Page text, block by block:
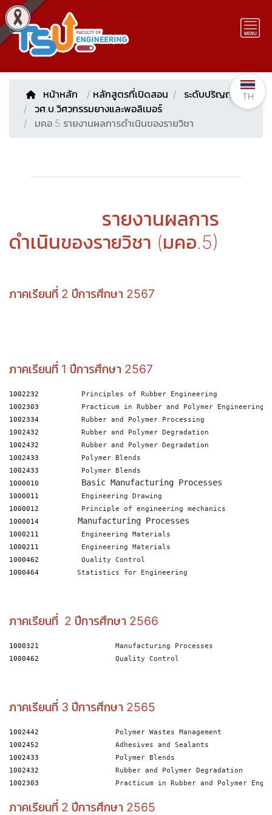
หน้าหลัก / หลักสูตรที่เปิดสอน
ระดับปริญญาตรี
วศ.บ.วิศวกรรมยางและพอลิเมอร์
มคอ.5 รายงานผลการดำเนินของรายวิชา
รายงานผลการ
ดำเนินของรายวิชา (มคอ.5)
ภาคเรียนที่ 2 ปีการศึกษา 2567
ภาคเรียนที่ 1 ปีการศึกษา 2567
1002232
1002303
1002334
1002432
1002432
1002433
1002433
1000010
1000011
1000012
          Principle of engineering mechanics
1000014
1000211
1000211
1000462
          Quality Control
1000464
Statistics for Engineering
ภาคเรียนที่ 2 ปีการศึกษา 2566
1000321
1000462
                  Quality Control
ภาคเรียนที่ 3 ปีการศึกษา 2565
1002442
                  Polymer Wastes Management
1002452
                  Adhesives and Sealants
1002433
                  Polymer Blends
1002432
                  Rubber and Polymer Degradation
1002303
Practicum in Rubber and Polymer
ภาคเรียนที่ 2 ปีการศึกษา 2565
TH